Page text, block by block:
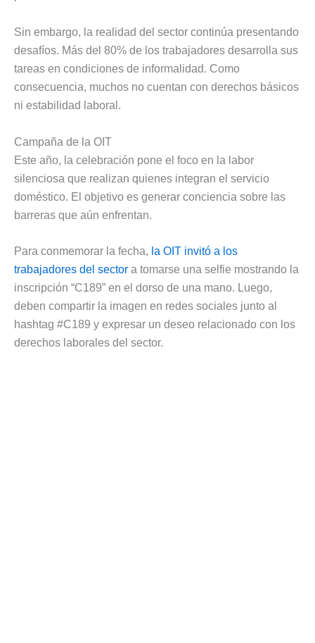
Sin embargo, la realidad del sector continúa presentando
desafíos. Más del 80% de los trabajadores desarrolla sus
tareas en condiciones de informalidad. Como
consecuencia, muchos no cuentan con derechos básicos
ni estabilidad laboral.
Campaña de la OIT
Este año, la celebración pone el foco en la labor
silenciosa que realizan quienes integran el servicio
doméstico. El objetivo es generar conciencia sobre las
barreras que aún enfrentan.
Para conmemorar la fecha, la OIT invitó a los
trabajadores del sector a tomarse una selfie mostrando la
inscripción “C189” en el dorso de una mano. Luego,
deben compartir la imagen en redes sociales junto al
hashtag #C189 y expresar un deseo relacionado con los
derechos laborales del sector.